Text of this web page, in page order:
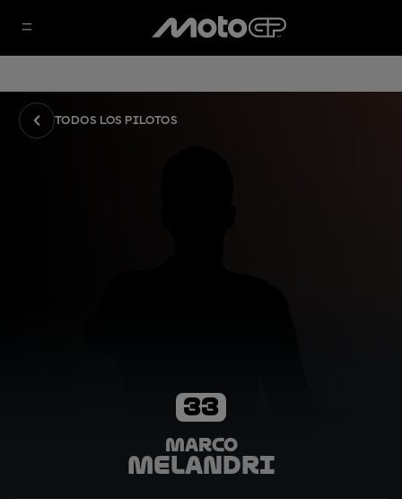
TODOS LOS PILOTOS
33
Marco
Melandri